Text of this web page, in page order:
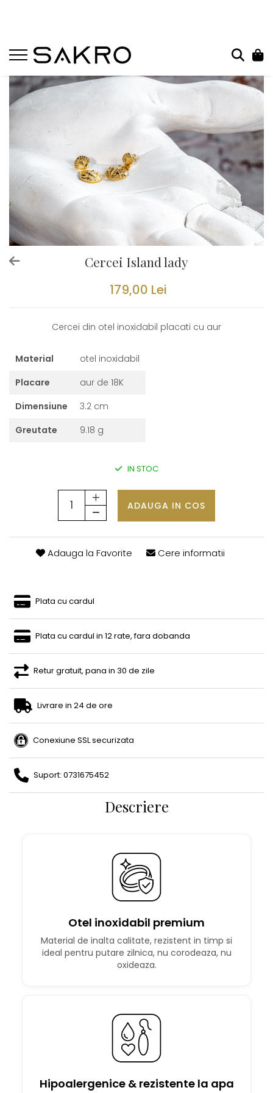
Charms
Earcuffs
Pandantive
Bratari de picior
Cercei
Bratari
Coliere
Cercei Island lady
179,00 Lei
Cercei din otel inoxidabil placati cu aur
Material
otel inoxidabil
Placare
aur de 18K
Dimensiune
3.2 cm
Greutate
9.18 g
IN STOC
ADAUGA IN COS
Adauga la Favorite Cere informatii
Plata cu cardul
Plata cu cardul in 12 rate, fara dobanda
Retur gratuit, pana in 30 de zile
Livrare in 24 de ore
Conexiune SSL securizata
Suport: 0731675452
Descriere
Otel inoxidabil premium
Material de inalta calitate, rezistent in timp si
ideal pentru putare zilnica, nu corodeaza, nu
oxideaza.
Hipoalergenice & rezistente la apa